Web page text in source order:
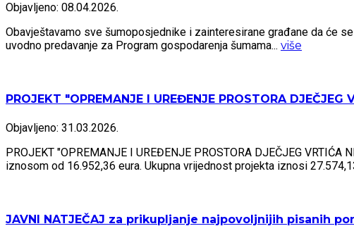
Objavljeno: 08.04.2026.
Obavještavamo sve šumoposjednike i zainteresirane građane da će
uvodno predavanje za Program gospodarenja šumama... više
PROJEKT "OPREMANJE I UREĐENJE PROSTORA DJEČJEG
Objavljeno: 31.03.2026.
PROJEKT "OPREMANJE I UREĐENJE PROSTORA DJEČJEG
iznosom od 16.952,36 eura. Ukupna vrijednost projekta iznosi
JAVNI NATJEČAJ za prikupljanje najpovoljnijih pisanih